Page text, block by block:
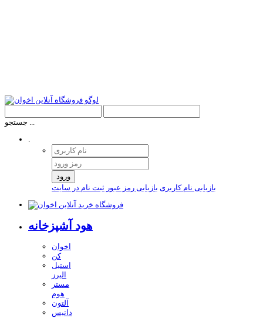
جستجو ...
.
ورود
بازیابی نام کاربری بازیابی رمز عبور ثبت نام در سایت
هود آشپزخانه
اخوان
کن
استیل
البرز
مستر
هوم
آلتون
داتیس